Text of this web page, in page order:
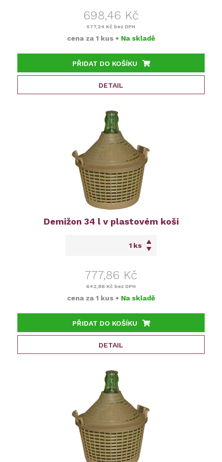
698,46 Kč
577,24 Kč bez DPH
cena za 1 kus • Na skladě
PŘIDAT DO KOŠÍKU
DETAIL
Demižon 34 l v plastovém koši
ks
777,86 Kč
642,86 Kč bez DPH
cena za 1 kus • Na skladě
PŘIDAT DO KOŠÍKU
DETAIL